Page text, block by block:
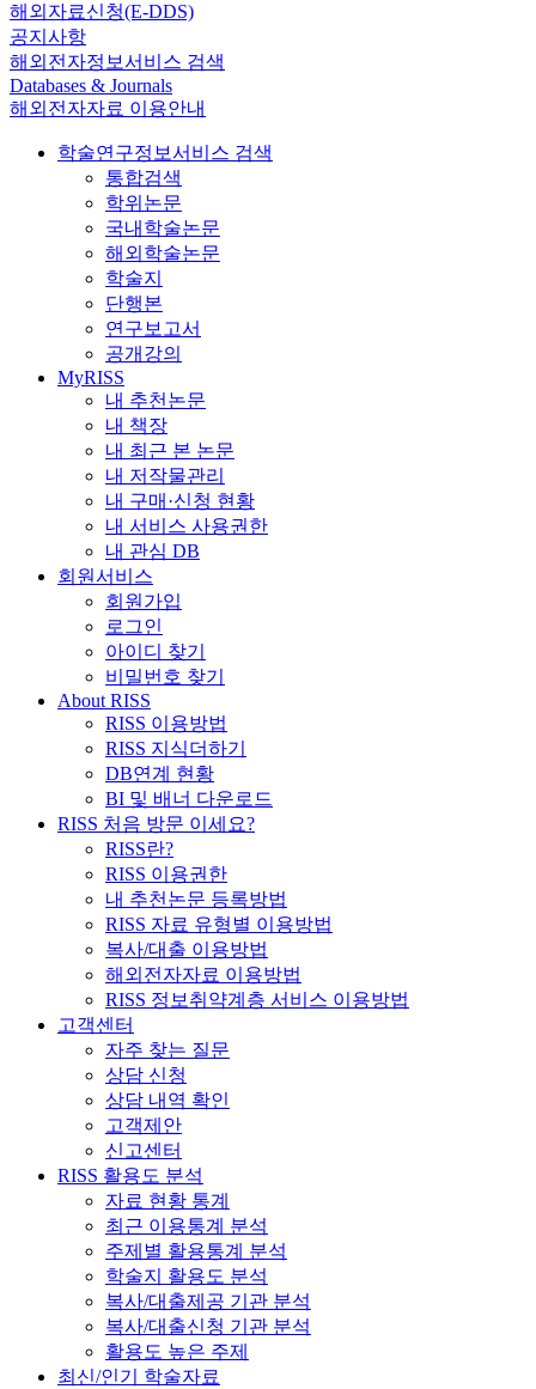
해외자료신청(E-DDS)
공지사항
해외전자정보서비스 검색
Databases & Journals
해외전자자료 이용안내
학술연구정보서비스 검색
통합검색
학위논문
국내학술논문
해외학술논문
학술지
단행본
연구보고서
공개강의
MyRISS
내 추천논문
내 책장
내 최근 본 논문
내 저작물관리
내 구매·신청 현황
내 서비스 사용권한
내 관심 DB
회원서비스
회원가입
로그인
아이디 찾기
비밀번호 찾기
About RISS
RISS 이용방법
RISS 지식더하기
DB연계 현황
BI 및 배너 다운로드
RISS 처음 방문 이세요?
RISS란?
RISS 이용권한
내 추천논문 등록방법
RISS 자료 유형별 이용방법
복사/대출 이용방법
해외전자자료 이용방법
RISS 정보취약계층 서비스 이용방법
고객센터
자주 찾는 질문
상담 신청
상담 내역 확인
고객제안
신고센터
RISS 활용도 분석
자료 현황 통계
최근 이용통계 분석
주제별 활용통계 분석
학술지 활용도 분석
복사/대출제공 기관 분석
복사/대출신청 기관 분석
활용도 높은 주제
최신/인기 학술자료